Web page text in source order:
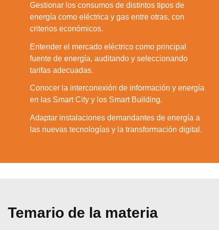
Gestionar los consumos de distintos tipos de
energía como eléctrica y gas entre otras, con
criterios económicos.
Entender el mercado eléctrico como principal
fuente de energía, auditando y seleccionando
tarifas adecuadas.
Conocer la interconexión de información y energía
en las Smart City y los Smart Building.
Adaptar instalaciones demandantes de energía a
las nuevas tecnologías y la transformación digital.
Temario de la materia